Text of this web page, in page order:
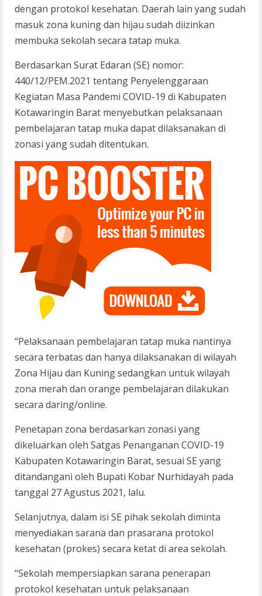
dengan protokol kesehatan. Daerah lain yang sudah
masuk zona kuning dan hijau sudah diizinkan
membuka sekolah secara tatap muka.
Berdasarkan Surat Edaran (SE) nomor:
440/12/PEM.2021 tentang Penyelenggaraan
Kegiatan Masa Pandemi COVID-19 di Kabupaten
Kotawaringin Barat menyebutkan pelaksanaan
pembelajaran tatap muka dapat dilaksanakan di
zonasi yang sudah ditentukan.
“Pelaksanaan pembelajaran tatap muka nantinya
secara terbatas dan hanya dilaksanakan di wilayah
Zona Hijau dan Kuning sedangkan untuk wilayah
zona merah dan orange pembelajaran dilakukan
secara daring/online.
Penetapan zona berdasarkan zonasi yang
dikeluarkan oleh Satgas Penanganan COVID-19
Kabupaten Kotawaringin Barat, sesuai SE yang
ditandangani oleh Bupati Kobar Nurhidayah pada
tanggal 27 Agustus 2021, lalu.
Selanjutnya, dalam isi SE pihak sekolah diminta
menyediakan sarana dan prasarana protokol
kesehatan (prokes) secara ketat di area sekolah.
“Sekolah mempersiapkan sarana penerapan
protokol kesehatan untuk pelaksanaan